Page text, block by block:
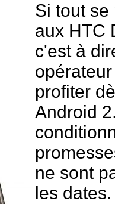
Si tout
aux HTC
c'est à
profiter
Android
ne sont
les dates.